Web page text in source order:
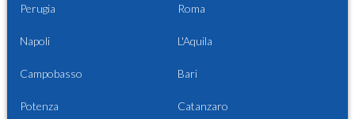
Perugia Roma
Napoli L'Aquila
Campobasso Bari
Potenza Catanzaro